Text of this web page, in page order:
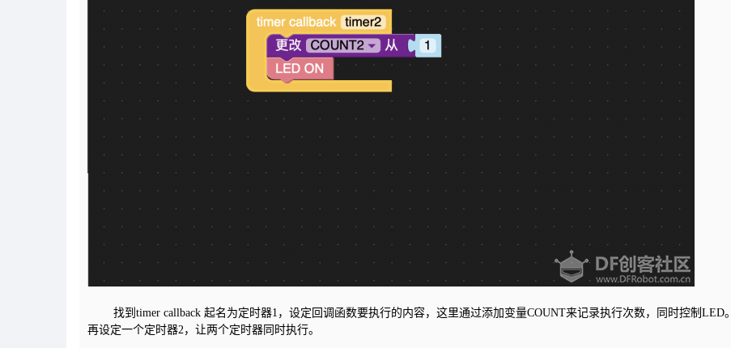
找到timer callback 起名为定时器1，设定回调函数要执行的内容，这里通过添加变量COUNT来记录执行次数，同时控制LED。
再设定一个定时器2，让两个定时器同时执行。